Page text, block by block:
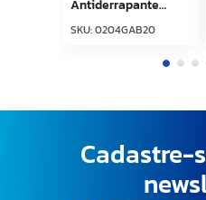
Antiderrapante
Tropical 43cm x
SKU:0204GAB20
Cadastre-